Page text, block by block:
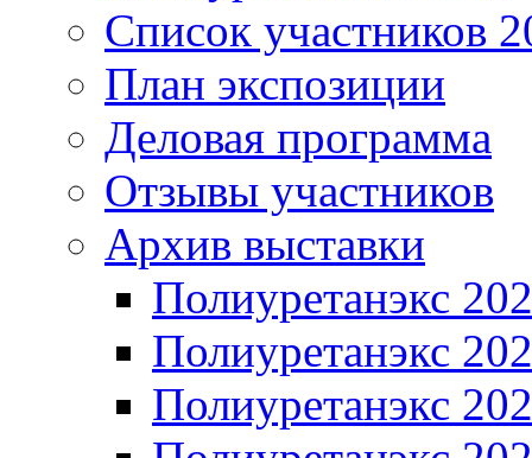
Список участников
План экспозиции
Деловая программа
Отзывы участников
Архив выставки
Полиуретанэкс
Полиуретанэкс
Полиуретанэкс